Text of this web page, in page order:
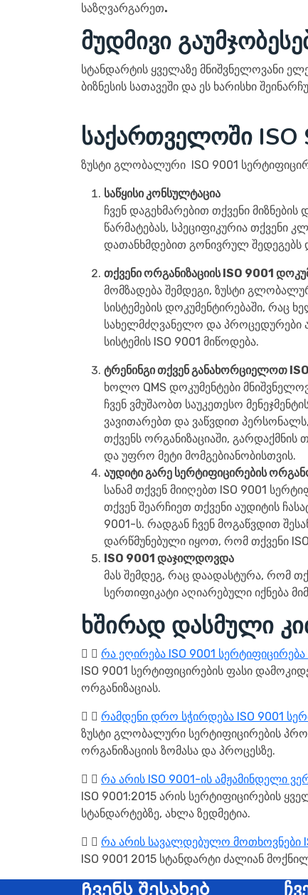
საზღვარგარეთ.
მუდმივი
სტანდარტის ყველაზე მნიშვნელოვანი
ბიზნესის სათავეში და ეს ხარისხი
საქართველოში ISO
ზუსტი გლობალური ISO 9001
საწყისი კონსულტაცია
ჩვენ დაგეხმარებით თქვენი
წარმატებას, სპეციფიკურია თქვენი
დათანხმდებით გონივრულ შედეგებს
თქვენი ორგანიზაციის ISO 9001
მომზადება შემდეგი, ზუსტი
სისტემების დოკუმენტირებაში, რაც
სახელმძღვანელო და პროცედურები
სისტემის ISO 9001 მიწოდება.
ტრენინგი თქვენ განახორციელოთ
ხოლო QMS დოკუმენტები
ჩვენ ვმუშაობთ საუკეთესო
ვავითარებთ და ვაწვდით
თქვენს ორგანიზაციაში, გარდაქმნის
და უფრო მეტი მომგებიანობისთვის.
აუდიტი გარე სერტიფიცირების
სანამ თქვენ მიიღებთ ISO 9001
თქვენ შეარჩიეთ თქვენი აუდიტის
9001-ს. რადგან ჩვენ მოგაწვდით
დარწმუნებული იყოთ, რომ თქვენი
ISO 9001 დაჯილდოვდა
მას შემდეგ, რაც დაადასტურა, რომ
სერთიფიკატი აღიარებული იქნება
ხშირად დასმული
რა ეღირება ISO 9001
ISO 9001 სერტიფიცირების ფასი
ორგანიზაციას.
რამდენი დრო სჭირდება ISO 9001
ზუსტი გლობალური სერტიფიცირების
ორგანიზაციის ზომასა და პროცესზე.
რა არის ISO 9001-ის ამჟამინდელი
ISO 9001:2015 არის სერტიფიცირების
სტანდარტებზე, ახლა ზედმეტია.
რა არის სავალდებულო მოთხოვნები
ISO 9001 2015 სტანდარტი ძალიან
Ჩვენს შესახებ